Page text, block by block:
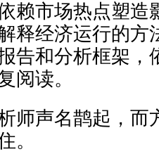
赖市场热点塑造
释经济运行的方
告和分析框架，
阅读。
师声名鹊起，而
。